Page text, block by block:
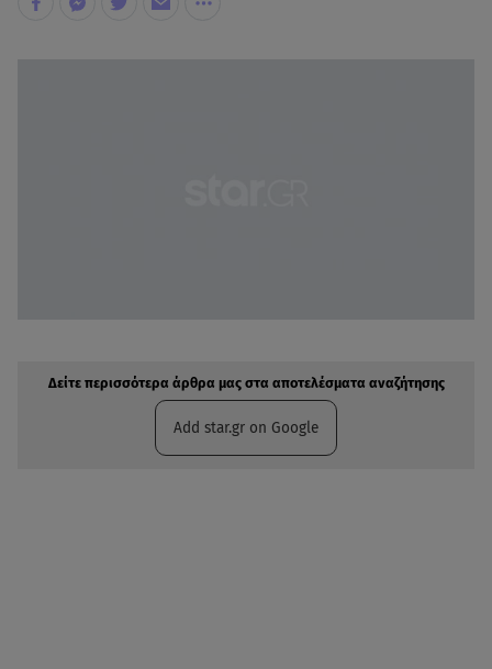
Δείτε περισσότερα άρθρα μας στα αποτελέσματα αναζήτησης
Add star.gr on Google